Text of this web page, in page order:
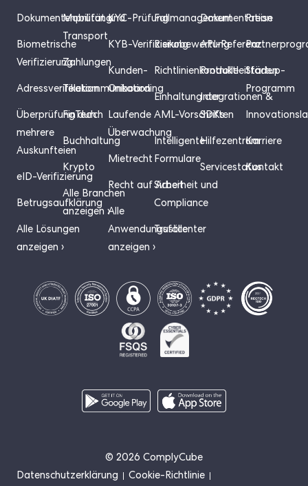
Dokumentenprüfung
Biometrische
Verifizierung
Adressverifikation
Überprüfung durch
mehrere
Auskunfteien
eID-Verifizierung
Betrugsaufklärung
Alle Lösungen
anzeigen ›
Mobilität und
Transport
Zahlungen
Telekommunikation
FinTech
Buchhaltung
Krypto
Alle Branchen
anzeigen ›
KYC-Prüfung
KYB-Verifizierung
Kunden-
Onboarding
Laufende
Überwachung
Mietrecht
Recht auf Arbeit
Alle
Anwendungsfälle
anzeigen ›
Fallmanagement
Risikobewertung
Richtlinienkontrolle
Einhaltung der
AML-Vorschriften
Intelligente
Formulare
Sicherheit und
Compliance
Trustcenter
Dokumentation
API-Referenz
Produktleitfäden
Integrationen &
SDKs
Hilfezentrum
Servicestatus
Preise
Startup-
Programm
Karriere
Kontakt
© 2026 ComplyCube
Datenschutzerklärung
Cookie-Richtlinie